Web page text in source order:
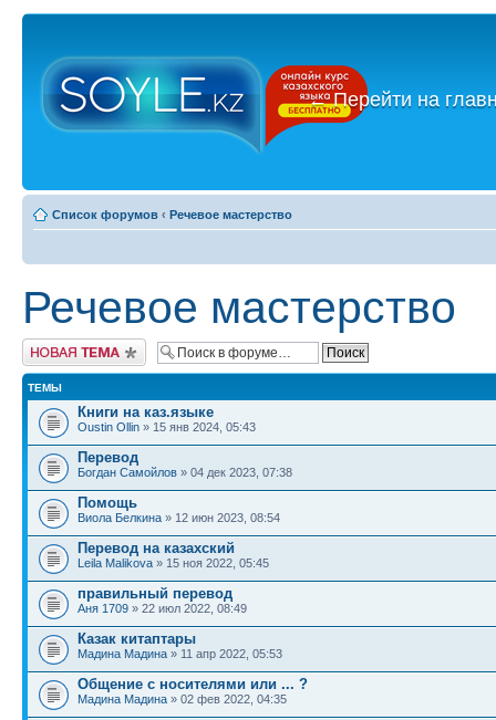
←Перейти на
Список форумов ‹ Речевое мастерство
Речевое мастерство
Новая тема
ТЕМЫ
Книги на каз.языке
Oustin Ollin » 15 янв 2024, 05:43
Перевод
Богдан Самойлов » 04 дек 2023, 07:38
Помощь
Виола Белкина » 12 июн 2023, 08:54
Перевод на казахский
Leila Malikova » 15 ноя 2022, 05:45
правильный перевод
Аня 1709 » 22 июл 2022, 08:49
Казак китаптары
Мадина Мадина » 11 апр 2022, 05:53
Общение с носителями или ... ?
Мадина Мадина » 02 фев 2022, 04:35